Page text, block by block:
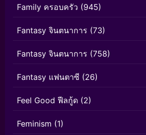
Family ครอบครัว (945)
Fantasy จินตนาการ (73)
Fantasy จินตนาการ (758)
Fantasy แฟนตาซี (26)
Feel Good ฟีลกู้ด (2)
Feminism (1)